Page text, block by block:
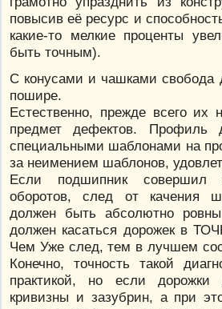
повысив её ресурс и
какие-то мелкие проценты
быть точным).
С конусами и чашками свобода
пошире.
Естественно, прежде всего их
предмет дефектов. Профиль
специальными шаблонами на
за неимением шаблонов,
Если подшипник совершил
оборотов, след от качения
должен быть абсолютно
должен касаться дорожек в
Чем Уже след, тем в лучшем
Конечно, точность такой
практикой, но если
кривизны и зазубрин, а при